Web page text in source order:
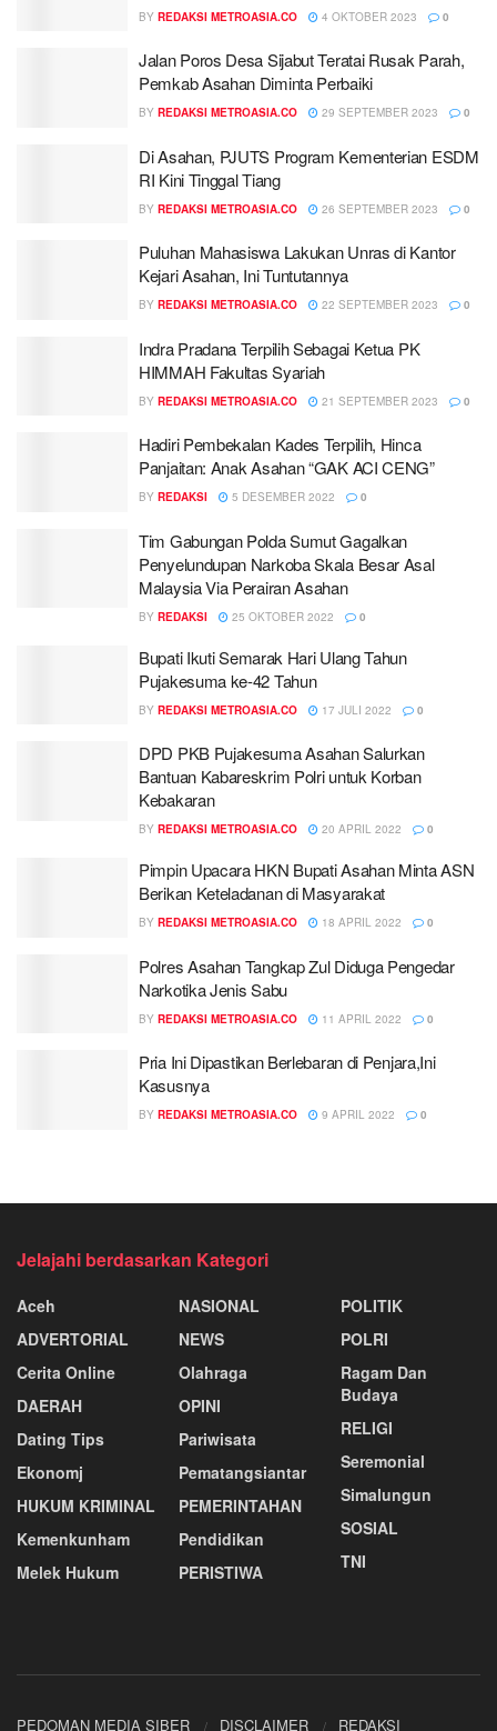
BY REDAKSI METROASIA.CO 4 OKTOBER 2023 0
Jalan Poros Desa Sijabut Teratai Rusak Parah,
Pemkab Asahan Diminta Perbaiki
BY REDAKSI METROASIA.CO 29 SEPTEMBER 2023 0
Di Asahan, PJUTS Program Kementerian ESDM
RI Kini Tinggal Tiang
BY REDAKSI METROASIA.CO 26 SEPTEMBER 2023 0
Puluhan Mahasiswa Lakukan Unras di Kantor
Kejari Asahan, Ini Tuntutannya
BY REDAKSI METROASIA.CO 22 SEPTEMBER 2023 0
Indra Pradana Terpilih Sebagai Ketua PK
HIMMAH Fakultas Syariah
BY REDAKSI METROASIA.CO 21 SEPTEMBER 2023 0
Hadiri Pembekalan Kades Terpilih, Hinca
Panjaitan: Anak Asahan “GAK ACI CENG”
BY REDAKSI 5 DESEMBER 2022 0
Tim Gabungan Polda Sumut Gagalkan
Penyelundupan Narkoba Skala Besar Asal
Malaysia Via Perairan Asahan
BY REDAKSI 25 OKTOBER 2022 0
Bupati Ikuti Semarak Hari Ulang Tahun
Pujakesuma ke-42 Tahun
BY REDAKSI METROASIA.CO 17 JULI 2022 0
DPD PKB Pujakesuma Asahan Salurkan
Bantuan Kabareskrim Polri untuk Korban
Kebakaran
BY REDAKSI METROASIA.CO 20 APRIL 2022 0
Pimpin Upacara HKN Bupati Asahan Minta ASN
Berikan Keteladanan di Masyarakat
BY REDAKSI METROASIA.CO 18 APRIL 2022 0
Polres Asahan Tangkap Zul Diduga Pengedar
Narkotika Jenis Sabu
BY REDAKSI METROASIA.CO 11 APRIL 2022 0
Pria Ini Dipastikan Berlebaran di Penjara,Ini
Kasusnya
BY REDAKSI METROASIA.CO 9 APRIL 2022 0
Jelajahi berdasarkan Kategori
Aceh
ADVERTORIAL
Cerita Online
DAERAH
Dating Tips
Ekonomj
HUKUM KRIMINAL
Kemenkunham
Melek Hukum
NASIONAL
NEWS
Olahraga
OPINI
Pariwisata
Pematangsiantar
PEMERINTAHAN
Pendidikan
PERISTIWA
POLITIK
POLRI
Ragam Dan
Budaya
RELIGI
Seremonial
Simalungun
SOSIAL
TNI
PEDOMAN MEDIA SIBER DISCLAIMER REDAKSI